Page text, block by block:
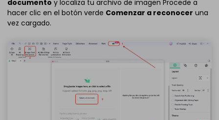
documento y localiza tu archivo de imagen Procede a
hacer clic en el botón verde Comenzar a reconocer una
vez cargado.